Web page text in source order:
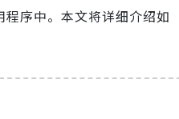
序中。本文将详细介绍如